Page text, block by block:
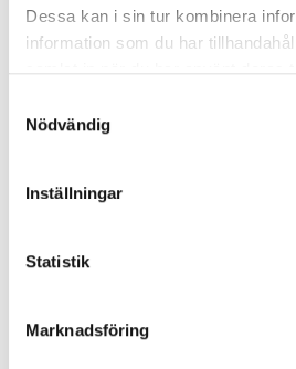
Dessa kan i sin tur kombinera
information som du har
Nödvändig
Inställningar
Statistik
Marknadsföring
Navis